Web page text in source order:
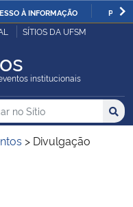
À INFORMAÇÃO
SÍTIOS DA UFSM
institucionais
no no Sítio
> Divulgação